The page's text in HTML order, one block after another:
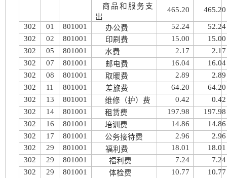
商品和服务支
出
465.20 465.20
302 01 801001 办公费 52.24
52.24
302
02 801001 印刷费 15.00
15.00
302
05 801001 水费 2.17
2.17
302
07 801001 邮电费 16.04
16.04
302
08 801001 取暖费 2.89
2.89
302
11 801001 差旅费 64.20
64.20
302
13 801001 维修（护）费 0.42
0.42
302
14 801001 租赁费 197.98
197.98
302
16 801001 培训费 14.86
14.86
302
17 801001 公务接待费 2.96
2.96
302
29 801001 福利费 18.01
18.01
302
29 801001 福利费 7.24
7.24
302
29 801001 体检费 10.77 10.77